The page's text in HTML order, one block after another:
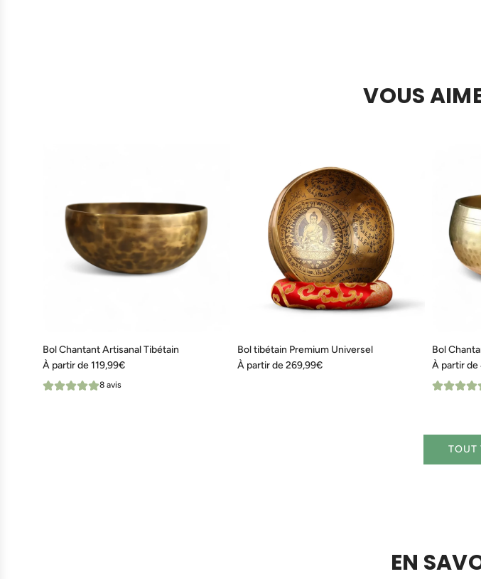
VOUS
Bol Chantant Artisanal Tibétain
À partir de119,99€
8 avis
Bol tibétain Premium Universel
À partir de269,99€
Bol
À partir de
TOUT
EN